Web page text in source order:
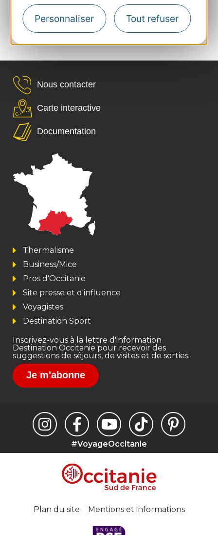
Personnaliser Tout refuser
voyages ... en camping !
Inspirez-vous également avec le blog Camping
Nous contacter
Carte interactive
Documentation
Thermalisme
Business/Mice
Pros d'Occitanie
Site presse et d'influence
Voyagistes
Destination Sport
Inscrivez-vous à la lettre d'information
Destination Occitanie pour recevoir des
suggestions de séjours, de visites et de sorties.
Je m'abonne
#VoyageOccitanie
Plan du site Mentions et informations